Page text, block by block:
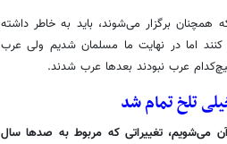
همچنان برگزار می‌شوند، باید به خاطر داشته
کنند اما در نهایت ما مسلمان شدیم ولی عرب
عرب نبودند بعدها عرب شدند.
می‌شویم، تغییراتی که مربوط به صدها سال